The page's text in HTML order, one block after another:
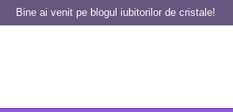
Bine ai venit pe blogul iubitorilor de cristale!